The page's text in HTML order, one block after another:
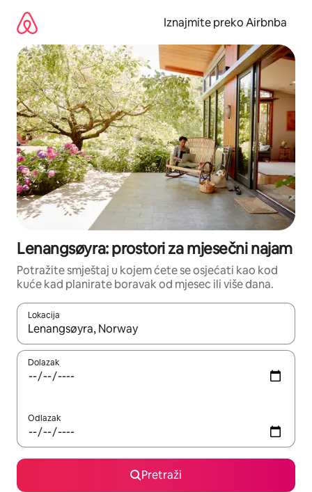
sadržaj
Iznajmite preko Airbnba
Lenangsøyra: prostori za mjesečni najam
Potražite smještaj u kojem ćete se osjećati kao kod
kuće kad planirate boravak od mjesec ili više dana.
Lokacija
Kada budu dostupni rezultati, moći ćete ih pregledati
Dolazak
Odlazak
Pretraži